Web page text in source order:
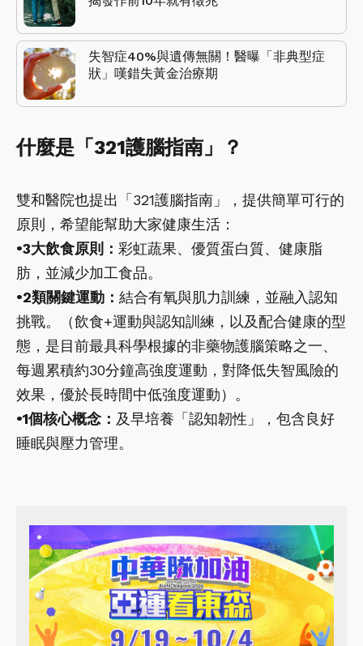
失智症40%與遺傳無關！醫曝「非典型症
狀」嘆錯失黃金治療期
什麼是「321護腦指南」？
雙和醫院也提出「321護腦指南」，提供簡單可行的
原則，希望能幫助大家健康生活：
•3大飲食原則： 彩虹蔬果、優質蛋白質、健康脂
肪，並減少加工食品。
•2類關鍵運動： 結合有氧與肌力訓練，並融入認知
挑戰。（飲食+運動與認知訓練，以及配合健康的型
態，是目前最具科學根據的非藥物護腦策略之一、
每週累積約30分鐘高強度運動，對降低失智風險的
效果，優於長時間中低強度運動）。
•1個核心概念： 及早培養「認知韌性」，包含良好
睡眠與壓力管理。